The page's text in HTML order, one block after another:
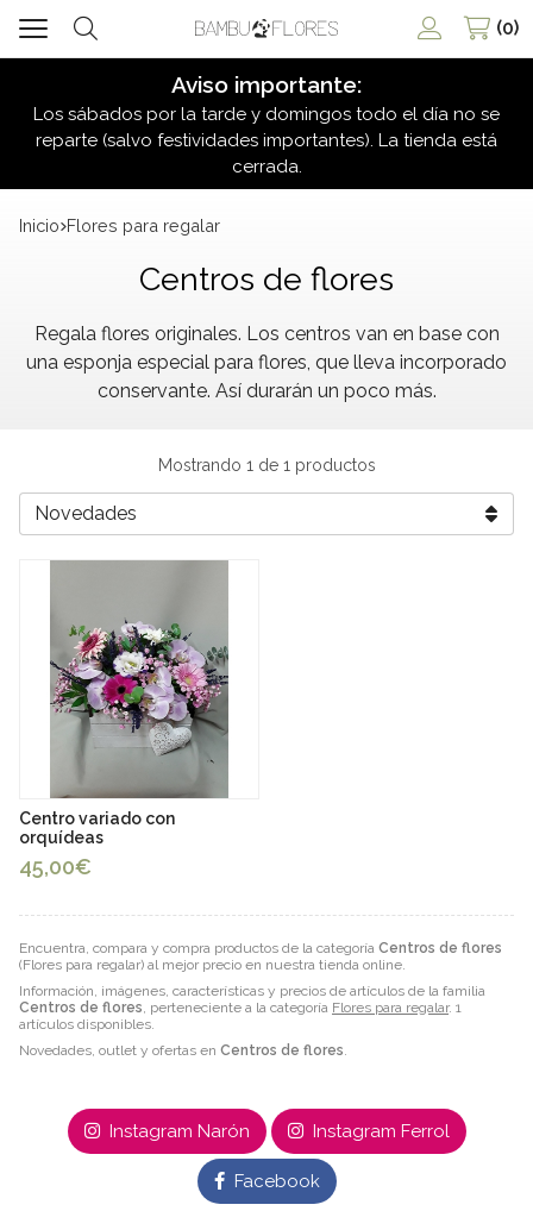
Buscar
0
Aviso importante:
Los sábados por la tarde y domingos todo el día no se
reparte (salvo festividades importantes). La tienda está
cerrada.
Inicio flores para regalar
Centros de flores
Regala flores originales. Los centros van en base con
una esponja especial para flores, que lleva incorporado
conservante. Así durarán un poco más.
Encuentra, compara y compra productos de la categoría Centros de flores
(Flores para regalar) al mejor precio en nuestra tienda online.
Información, imágenes, características y precios de artículos de la familia
Centros de flores, perteneciente a la categoría Flores para regalar. 1
artículos disponibles.
Novedades, outlet y ofertas en Centros de flores.
Mostrando 1 de 1 productos
Centro variado con
orquídeas
45,00€
Instagram Narón Instagram Ferrol
Facebook